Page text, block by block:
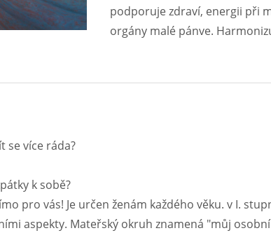
podporuje zdraví, energii při
orgány malé pánve.
se více ráda?
k sobě?
pro vás! Je určen ženám každého věku. v I.
aspekty. Mateřský okruh znamená "můj